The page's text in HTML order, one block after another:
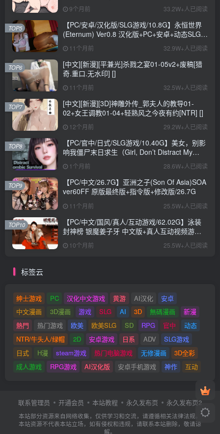
9个月前 33.2W+人已阅读
【PC/安卓/汉化版/SLG游戏/10.8G】永恒世界
(Eternum) Ver0.8 汉化版+PC+安卓+动态SLG游
戏+10.8G
11个月前 32.9W+人已阅读
TOP5
[中文][新漫][平兼光]杀戮之宴01-05v2+废稿[猎
奇.重口.无水印] []
11个月前 32.5W+人已阅读
TOP6
[中文][新漫][3D]神雕外传_郭夫人的教导01-
02+女王调教01-04+轻熟风之今夜有约[NTR] []
12个月前 29.2W+人已阅读
TOP7
【PC/官中/日式/SLG游戏/10.40G】美女，别影
响我僵尸末日求生（Girl, Don’t Distract My
Zombie Survival）官中步兵版+日式SLG游戏
+10.40G
1个月前 28.6W+人已阅读
TOP8
【PC/中文/26.7G】亚洲之子(Son Of Asia)SOA
ver60FF 原版最终版+指令版+修改版/26.7G
11个月前 25.5W+人已阅读
TOP9
【PC/中文/国风/真人/互动游戏/62.02G】泳装
封神榜 银魔姜子牙 中文版+真人互动视频游戏
+62.02G
10个月前 25.5W+人已阅读
TOP10
标签云
绅士游戏 PC 汉化中文游戏 黄游 AI汉化
安卓
中文漫画
3D漫画 游戏 SLG AI 3D 無碼漫画
新漫
熱門
热门游戏 欧美 欧美SLG SD RPG 官中
动态
NTR/牛头人/绿帽
2D 安卓游戏 日系 ADV
SLG游戏
日式
H漫 steam游戏 热门电脑游戏 无修漫画
3D全彩
成人游戏
RPG游戏 AI汉化版 安卓手机游戏 神作 互动
联系管理员 开通会员 本站教程 永久发布页 永久发布页2
本站部分资源来自网络收集，仅供学习和交流，请遵循相关法律法规。
本站资源不代表本站立场，如有侵权和违规，请联系本站删除，敬请谅
解。